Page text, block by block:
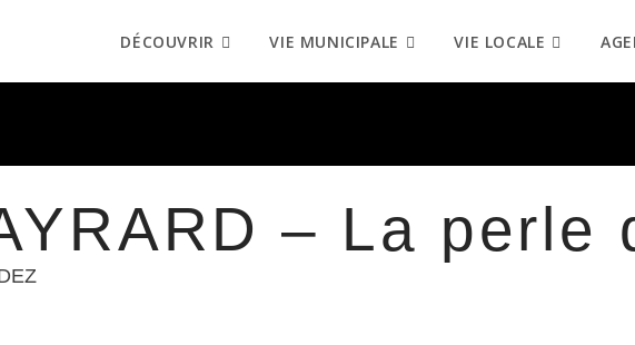
DÉCOUVRIR VIE MUNICIPALE VIE LOCALE
– La perle